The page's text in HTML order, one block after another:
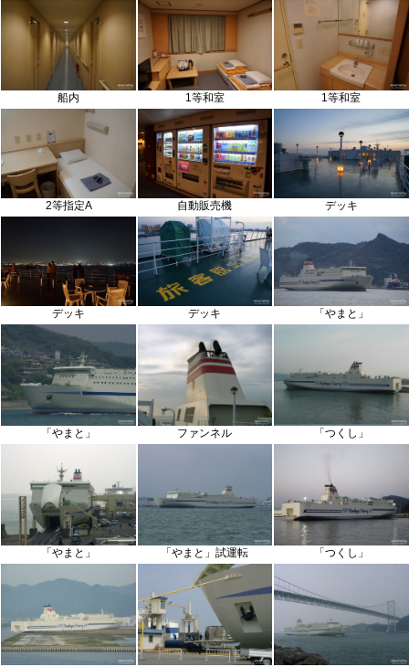
船内 1等和室 1等和室
2等指定A 自動販売機 デッキ
デッキ デッキ 「やまと」
「やまと」 ファンネル 「つくし」
「やまと」 「やまと」試運転 「つくし」